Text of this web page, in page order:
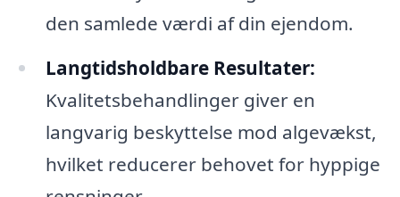
den samlede værdi af din ejendom.
Langtidsholdbare Resultater:
Kvalitetsbehandlinger giver en
langvarig beskyttelse mod algevækst,
hvilket reducerer behovet for hyppige